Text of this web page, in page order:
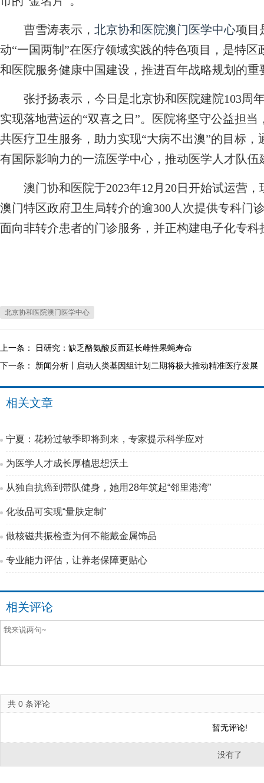
曹雪涛表示， 北京协和医院澳门医学中心项目
动“一国两制”在医疗领域实践的特色项目，是特
和医院服务健康中国建设，推进百年战略规划的重
张抒扬表示，今日是北京协和医院建院103周
实现落地营运的“双喜之日”。医院将坚守公益担
共医疗卫生服务，助力实现“大病不出澳”的目标
有国际影响力的一流医学中心，推动医学人才队
澳门协和医院于2023年12月20日开始试运营，
澳门特区政府卫生局转介的逾300人次提供专科门
面向非转介患者的门诊服务，并正构建电子化专科
北京协和医院澳门医学中心
上一条：
日研究：缺乏酪氨酸反而延长雌性果蝇寿命
下一条： 新闻分析丨启动人类基因组计划二期将极大推动精准医疗发展
相关文章
宁夏：花粉过敏季即将到来，专家提示科学应对
为医学人才成长厚植思想沃土
从独自抗癌到带队健身，她用28年筑起“邻里港湾”
化妆品可实现“量肤定制”
做核磁共振检查为何不能戴金属饰品
专业能力评估，让养老保障更贴心
相关评论
共 0 条评论
暂无评论!
没有了